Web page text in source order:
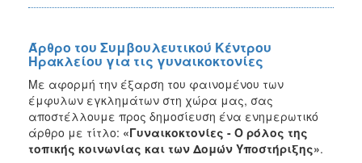
Άρθρο του Συμβουλευτικού Κέντρου
Ηρακλείου για τις γυναικοκτονίες
Με αφορμή την έξαρση του φαινομένου των
έμφυλων εγκλημάτων στη χώρα μας, σας
αποστέλλουμε προς δημοσίευση ένα ενημερωτικό
άρθρο με τίτλο: «Γυναικοκτονίες - Ο ρόλος της
τοπικής κοινωνίας και των Δομών Υποστήριξης».